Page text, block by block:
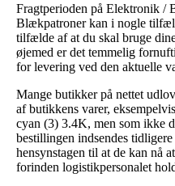
Fragtperioden på Elektronik /
Blækpatroner kan i nogle
tilfælde af at du skal bruge
øjemed er det temmelig
for levering ved den aktuelle
Mange butikker på nettet
af butikkens varer,
cyan (3) 3.4K, men som ikke
bestillingen indsendes
hensynstagen til at de kan nå
forinden logistikpersonalet